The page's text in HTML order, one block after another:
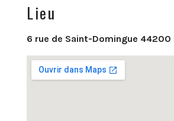
Lieu
6 rue de Saint-Domingue 44200